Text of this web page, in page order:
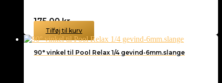
175,00kr.
Tilføj til kurv
90° vinkel til Pool Relax 1/4 gevind-6mm.slange